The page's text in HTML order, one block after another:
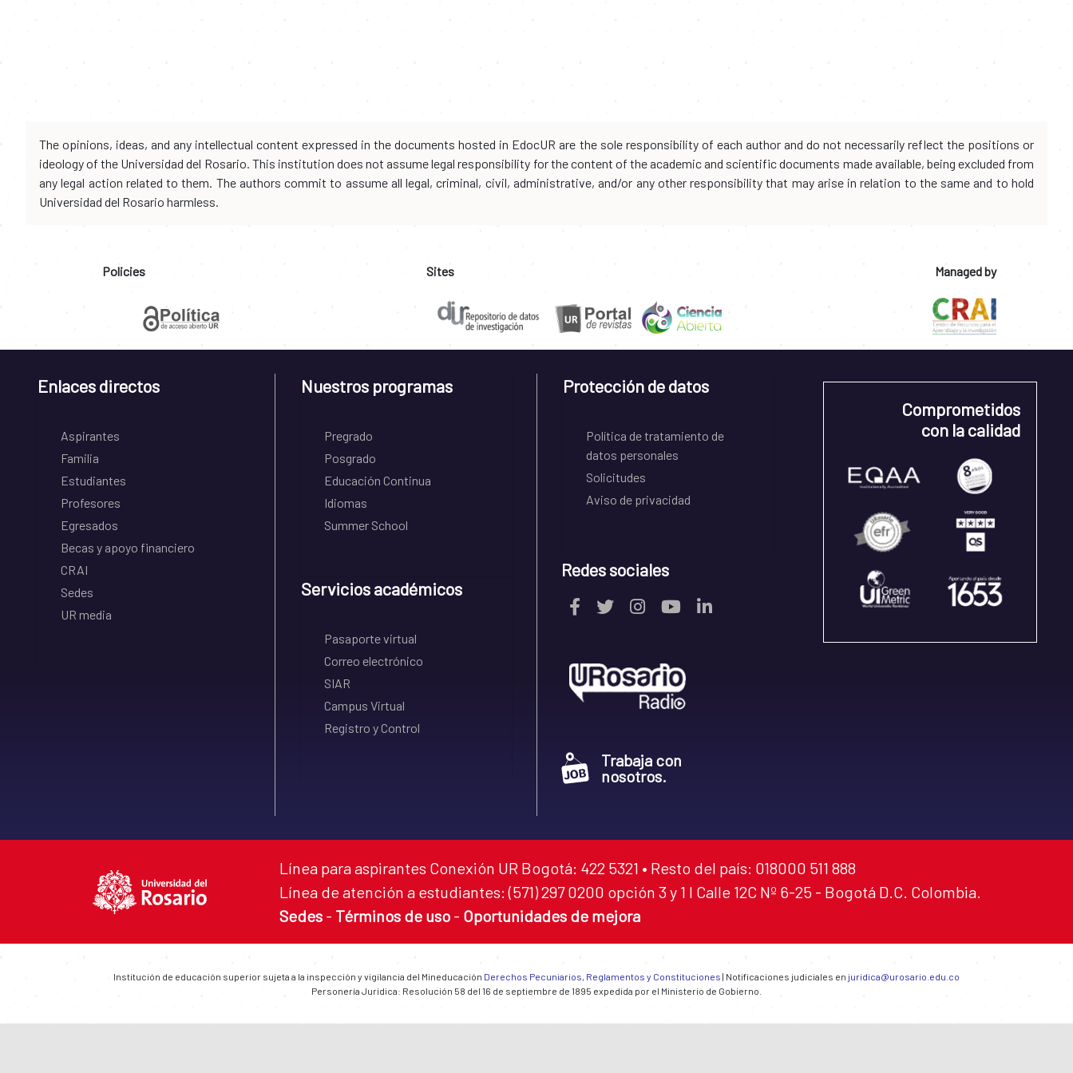
The opinions, ideas, and any intellectual content expressed in the documents hosted in EdocUR are the sole responsibility of each author and do not necessarily reflect the positions or
ideology of the Universidad del Rosario. This institution does not assume legal responsibility for the content of the academic and scientific documents made available, being excluded from
any legal action related to them. The authors commit to assume all legal, criminal, civil, administrative, and/or any other responsibility that may arise in relation to the same and to hold
Universidad del Rosario harmless.
Policies Sites Managed by
Enlaces directos
Aspirantes
Familia
Estudiantes
Profesores
Egresados
Becas y apoyo financiero
CRAI
Sedes
UR media
Nuestros programas
Pregrado
Posgrado
Educación Continua
Idiomas
Summer School
Servicios académicos
Pasaporte virtual
Correo electrónico
SIAR
Campus Virtual
Registro y Control
Protección de datos
Política de tratamiento de
datos personales
Solicitudes
Aviso de privacidad
Redes sociales
Trabaja con
nosotros.
Comprometidos
con la calidad
Línea para aspirantes Conexión UR Bogotá: 422 5321 • Resto del país: 018000 511 888
Línea de atención a estudiantes: (571) 297 0200 opción 3 y 1 I Calle 12C Nº 6-25 - Bogotá D.C. Colombia.
Sedes - Términos de uso - Oportunidades de mejora
Institución de educación superior sujeta a la inspección y vigilancia del Mineducación Derechos Pecuniarios, Reglamentos y Constituciones | Notificaciones judiciales en juridica@urosario.edu.co
Personería Jurídica: Resolución 58 del 16 de septiembre de 1895 expedida por el Ministerio de Gobierno.